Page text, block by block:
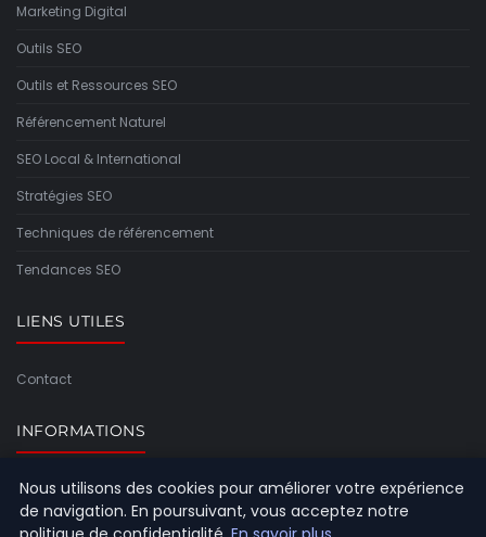
Marketing Digital
Outils SEO
Outils et Ressources SEO
Référencement Naturel
SEO Local & International
Stratégies SEO
Techniques de référencement
Tendances SEO
LIENS UTILES
Contact
INFORMATIONS
Plan du site
Nous utilisons des cookies pour améliorer votre expérience
de navigation. En poursuivant, vous acceptez notre